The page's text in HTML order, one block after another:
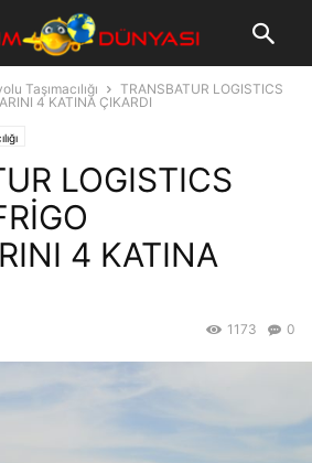
Taşımacılığı
TRANSBATUR LOGISTICS
4 KATINA ÇIKARDI
LOGISTICS
4 KATINA
0
1173